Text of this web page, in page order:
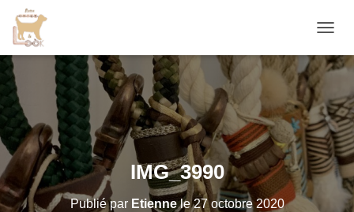
É
P
E
R
L
A
N
IMG_3990
Publié par Etiennele27 octobre 2020